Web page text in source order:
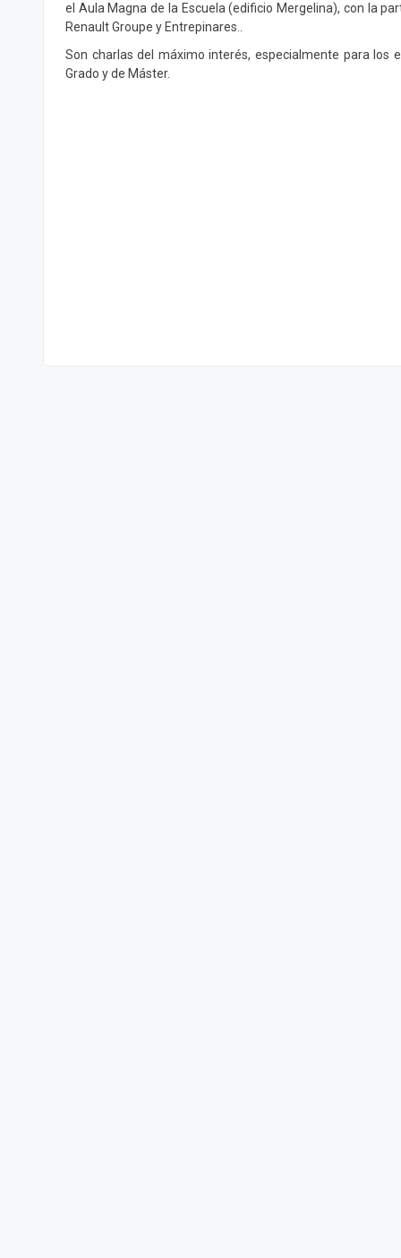
el Aula Magna de la Escuela (edificio Mergelina), con la
Renault Groupe y Entrepinares..
Son charlas del máximo interés, especialmente para los
Grado y de Máster.